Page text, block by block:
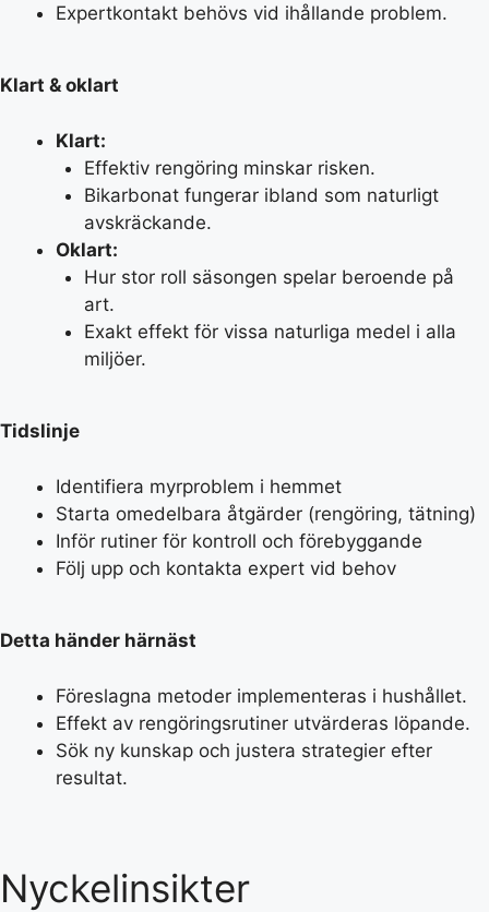
Expertkontakt behövs vid ihållande problem.
Klart & oklart
Klart:
Effektiv rengöring minskar risken.
Bikarbonat fungerar ibland som naturligt
avskräckande.
Oklart:
Hur stor roll säsongen spelar beroende på
art.
Exakt effekt för vissa naturliga medel i alla
miljöer.
Tidslinje
Identifiera myrproblem i hemmet
Starta omedelbara åtgärder (rengöring, tätning)
Inför rutiner för kontroll och förebyggande
Följ upp och kontakta expert vid behov
Detta händer härnäst
Föreslagna metoder implementeras i hushållet.
Effekt av rengöringsrutiner utvärderas löpande.
Sök ny kunskap och justera strategier efter
resultat.
Nyckelinsikter